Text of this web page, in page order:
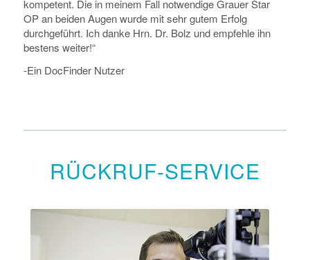
kompetent. Die in meinem Fall notwendige Grauer Star
OP an beiden Augen wurde mit sehr gutem Erfolg
durchgeführt. Ich danke Hrn. Dr. Bolz und empfehle ihn
bestens weiter!“
-Ein DocFinder Nutzer
RÜCKRUF-SERVICE